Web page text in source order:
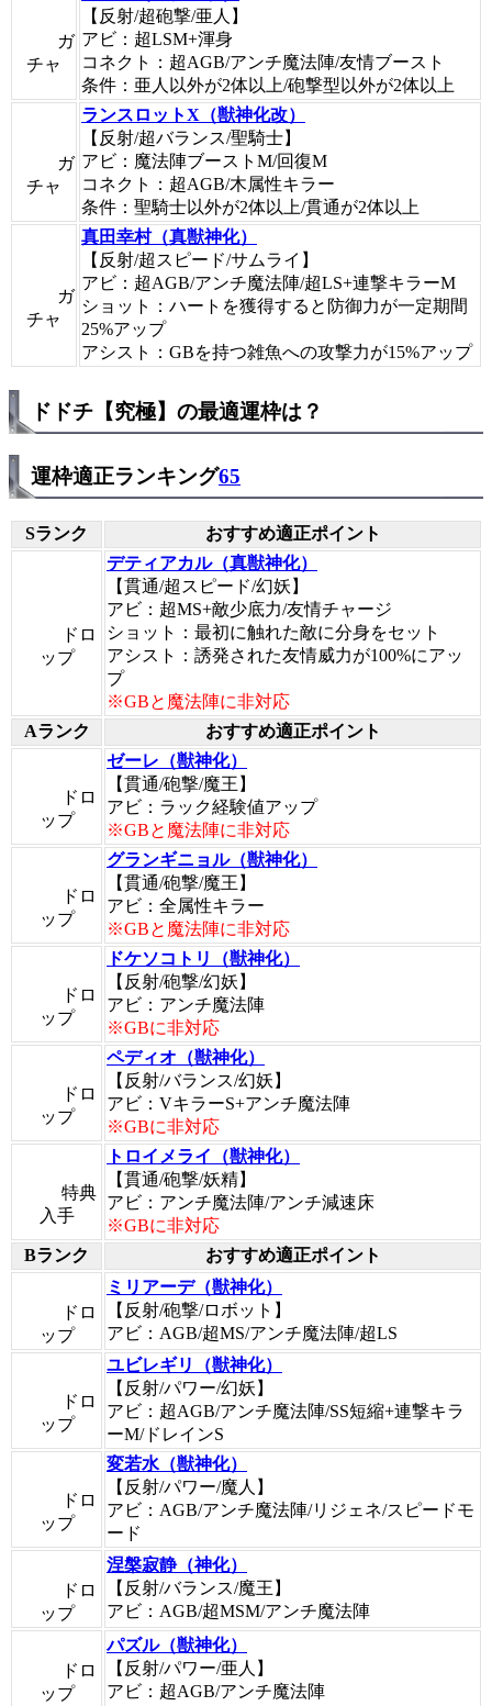
ガ
チャ
【反射/超砲撃/亜人】
アビ：超LSM+渾身
コネクト：超AGB/アンチ魔法陣/友情ブースト
条件：亜人以外が2体以上/砲撃型以外が2体以上
ガ
チャ
ランスロットX（獣神化改）
【反射/超バランス/聖騎士】
アビ：魔法陣ブーストM/回復M
コネクト：超AGB/木属性キラー
条件：聖騎士以外が2体以上/貫通が2体以上
ガ
チャ
真田幸村（真獣神化）
【反射/超スピード/サムライ】
アビ：超AGB/アンチ魔法陣/超LS+連撃キラーM
ショット：ハートを獲得すると防御力が一定期間
25%アップ
アシスト：GBを持つ雑魚への攻撃力が15%アップ
ドドチ【究極】の最適運枠は？
運枠適正ランキング65
Sランク おすすめ適正ポイント
ドロ
ップ
デティアカル（真獣神化）
【貫通/超スピード/幻妖】
アビ：超MS+敵少底力/友情チャージ
ショット：最初に触れた敵に分身をセット
アシスト：誘発された友情威力が100%にアッ
プ
※GBと魔法陣に非対応
Aランク
おすすめ適正ポイント
ドロ
ップ
ゼーレ（獣神化）
【貫通/砲撃/魔王】
アビ：ラック経験値アップ
※GBと魔法陣に非対応
ドロ
ップ
グランギニョル（獣神化）
【貫通/砲撃/魔王】
アビ：全属性キラー
※GBと魔法陣に非対応
ドロ
ップ
ドケソコトリ（獣神化）
【反射/砲撃/幻妖】
アビ：アンチ魔法陣
※GBに非対応
ドロ
ップ
ペディオ（獣神化）
【反射/バランス/幻妖】
アビ：VキラーS+アンチ魔法陣
※GBに非対応
特典
入手
トロイメライ（獣神化）
【貫通/砲撃/妖精】
アビ：アンチ魔法陣/アンチ減速床
※GBに非対応
Bランク
おすすめ適正ポイント
ドロ
ップ
ミリアーデ（獣神化）
【反射/砲撃/ロボット】
アビ：AGB/超MS/アンチ魔法陣/超LS
ドロ
ップ
ユビレギリ（獣神化）
【反射/パワー/幻妖】
アビ：超AGB/アンチ魔法陣/SS短縮+連撃キラ
ーM/ドレインS
ドロ
ップ
変若水（獣神化）
【反射/パワー/魔人】
アビ：AGB/アンチ魔法陣/リジェネ/スピードモ
ード
ドロ
ップ
涅槃寂静（神化）
【反射/バランス/魔王】
アビ：AGB/超MSM/アンチ魔法陣
ドロ
ップ
パズル（獣神化）
【反射/パワー/亜人】
アビ：超AGB/アンチ魔法陣